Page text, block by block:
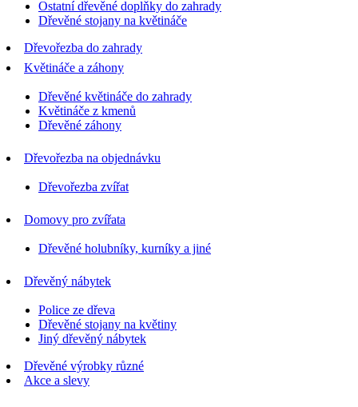
Ostatní dřevěné doplňky do zahrady
Dřevěné stojany na květináče
Dřevořezba do zahrady
Květináče a záhony
Dřevěné květináče do zahrady
Květináče z kmenů
Dřevěné záhony
Dřevořezba na objednávku
Dřevořezba zvířat
Domovy pro zvířata
Dřevěné holubníky, kurníky a jiné
Dřevěný nábytek
Police ze dřeva
Dřevěné stojany na květiny
Jiný dřevěný nábytek
Dřevěné výrobky různé
Akce a slevy